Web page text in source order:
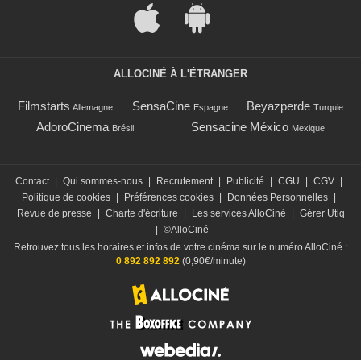
ALLOCINÉ À L'ÉTRANGER
Filmstarts Allemagne SensaCine Espagne Beyazperde Turquie
AdoroCinema Brésil Sensacine México Mexique
Contact Qui sommes-nous Recrutement Publicité CGU CGV
Politique de cookies
Préférences cookies Données Personnelles
Revue de presse
Charte d'écriture Les services AlloCiné
Gérer Utiq
©AlloCiné
Retrouvez tous les horaires et infos de votre cinéma sur le numéro AlloCiné :
0 892 892 892(0,90€/minute)